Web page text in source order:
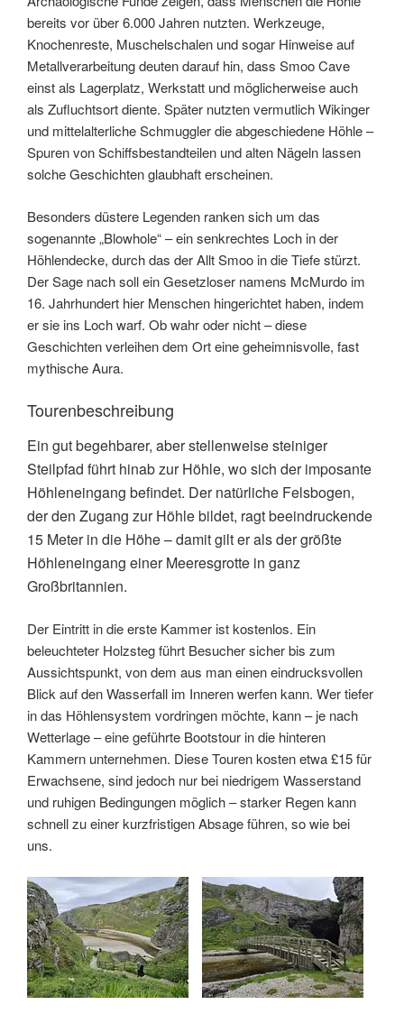
bereits vor über 6.000 Jahren nutzten. Werkzeuge,
Knochenreste, Muschelschalen und sogar Hinweise auf
Metallverarbeitung deuten darauf hin, dass Smoo Cave
einst als Lagerplatz, Werkstatt und möglicherweise auch
als Zufluchtsort diente. Später nutzten vermutlich Wikinger
und mittelalterliche Schmuggler die abgeschiedene Höhle –
Spuren von Schiffsbestandteilen und alten Nägeln lassen
solche Geschichten glaubhaft erscheinen.
Besonders düstere Legenden ranken sich um das
sogenannte „Blowhole“ – ein senkrechtes Loch in der
Höhlendecke, durch das der Allt Smoo in die Tiefe stürzt.
Der Sage nach soll ein Gesetzloser namens McMurdo im
16. Jahrhundert hier Menschen hingerichtet haben, indem
er sie ins Loch warf. Ob wahr oder nicht – diese
Geschichten verleihen dem Ort eine geheimnisvolle, fast
mythische Aura.
Tourenbeschreibung
Ein gut begehbarer, aber stellenweise steiniger
Steilpfad führt hinab zur Höhle, wo sich der imposante
Höhleneingang befindet. Der natürliche Felsbogen,
der den Zugang zur Höhle bildet, ragt beeindruckende
15 Meter in die Höhe – damit gilt er als der größte
Höhleneingang einer Meeresgrotte in ganz
Großbritannien.
Der Eintritt in die erste Kammer ist kostenlos. Ein
beleuchteter Holzsteg führt Besucher sicher bis zum
Aussichtspunkt, von dem aus man einen eindrucksvollen
Blick auf den Wasserfall im Inneren werfen kann. Wer tiefer
in das Höhlensystem vordringen möchte, kann – je nach
Wetterlage – eine geführte Bootstour in die hinteren
Kammern unternehmen. Diese Touren kosten etwa £15 für
Erwachsene, sind jedoch nur bei niedrigem Wasserstand
und ruhigen Bedingungen möglich – starker Regen kann
schnell zu einer kurzfristigen Absage führen, so wie bei
uns.